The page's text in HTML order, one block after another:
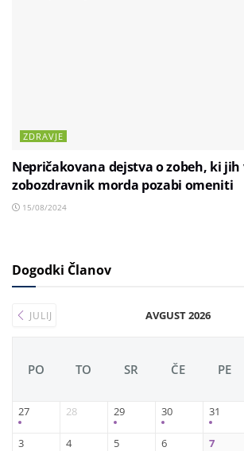
ZDRAVJE
Nepričakovana dejstva o zobeh, ki jih
zobozdravnik morda pozabi omeniti
15/08/2024
Dogodki Članov
JULIJ AVGUST 2026
PO TO SR ČE PE
27 28 29 30 31
3 4 5 6 7